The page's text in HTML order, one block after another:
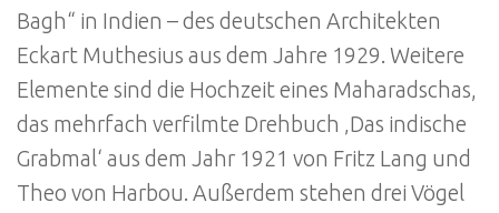
Bagh“ in Indien – des deutschen Architekten
Eckart Muthesius aus dem Jahre 1929. Weitere
Elemente sind die Hochzeit eines Maharadschas,
das mehrfach verfilmte Drehbuch ‚Das indische
Grabmal‘ aus dem Jahr 1921 von Fritz Lang und
Theo von Harbou. Außerdem stehen drei Vögel